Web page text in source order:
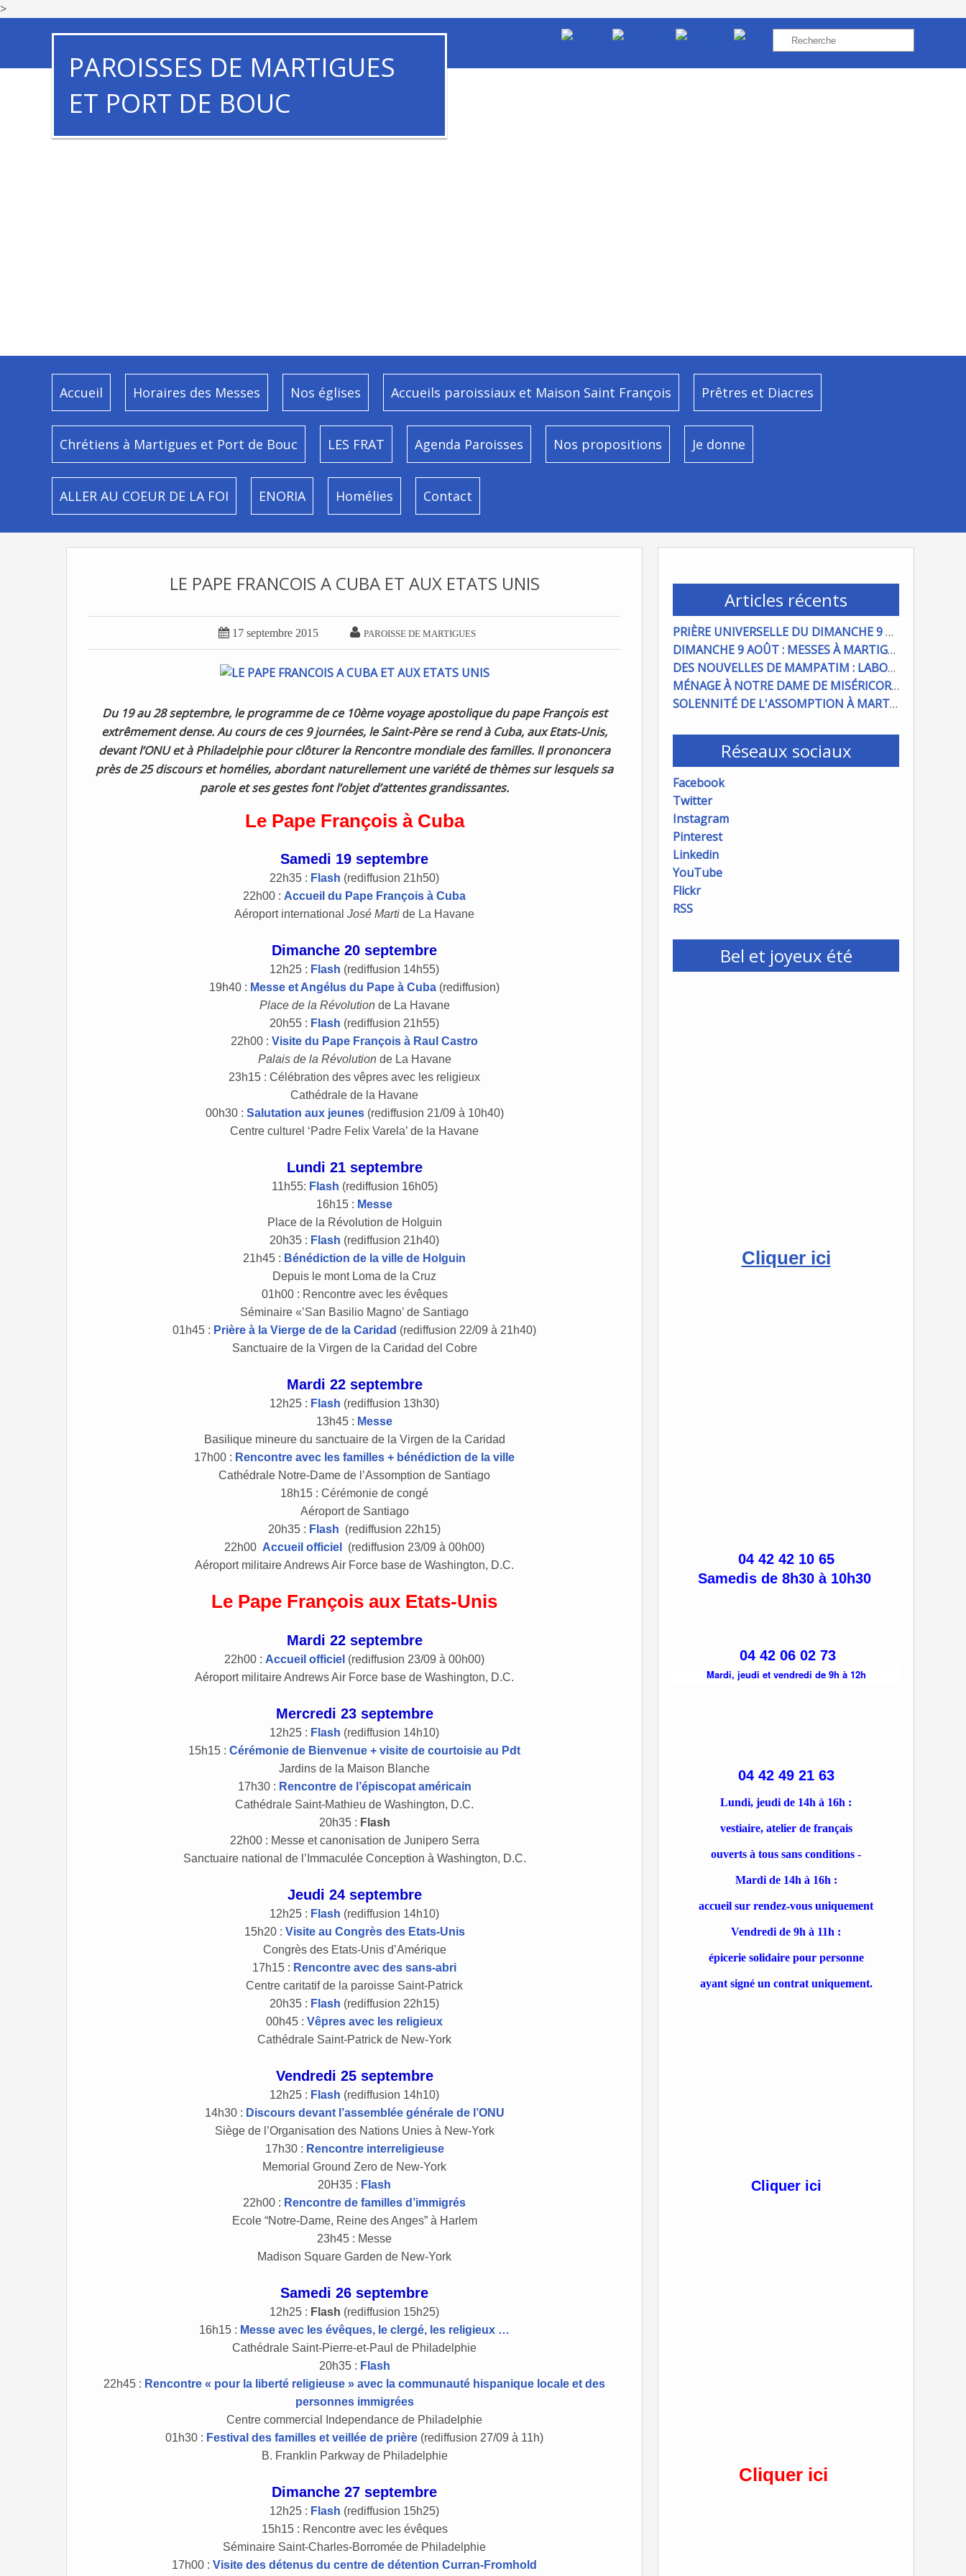
>
PAROISSES DE MARTIGUES
ET PORT DE BOUC
Accueil Horaires des Messes Nos églises Accueils paroissiaux et Maison Saint François Prêtres et Diacres
Chrétiens à Martigues et Port de Bouc LES FRAT Agenda Paroisses Nos propositions Je donne
ALLER AU COEUR DE LA FOI ENORIA Homélies Contact
Articles récents
PRIÈRE UNIVERSELLE DU DIMANCHE 9 AOÜT
DIMANCHE 9 AOÛT : MESSES À MARTIGUES ET PORT DE BOUC
DES NOUVELLES DE MAMPATIM : LABOUR DU CHAMP PAROISSIAL
MÉNAGE À NOTRE DAME DE MISÉRICORDE : ON COMPTE SUR VOUS !
SOLENNITÉ DE L'ASSOMPTION À MARTIGUES ET PORT DE BOUC
Réseaux sociaux
Facebook
Twitter
Instagram
Pinterest
Linkedin
YouTube
Flickr
RSS
Bel et joyeux été
Cliquer ici
04 42 42 10 65
Samedis de 8h30 à 10h30
04 42 06 02 73
Mardi, jeudi et vendredi de 9h à 12h
04 42 49 21 63
Lundi, jeudi de 14h à 16h :
vestiaire, atelier de français
ouverts à tous sans conditions -
Mardi de 14h à 16h :
accueil sur rendez-vous uniquement
Vendredi de 9h à 11h :
épicerie solidaire pour personne
ayant signé un contrat uniquement.
Cliquer ici
Cliquer ici
LE PAPE FRANCOIS A CUBA ET AUX ETATS UNIS
 17 septembre 2015  PAROISSE DE MARTIGUES
Du 19 au 28 septembre, le programme de ce 10ème voyage apostolique du pape François est
extrêmement dense. Au cours de ces 9 journées, le Saint-Père se rend à Cuba, aux Etats-Unis,
devant l’ONU et à Philadelphie pour clôturer la Rencontre mondiale des familles. Il prononcera
près de 25 discours et homélies, abordant naturellement une variété de thèmes sur lesquels sa
parole et ses gestes font l’objet d’attentes grandissantes.
Le Pape François à Cuba
Samedi 19 septembre
22h35 : Flash (rediffusion 21h50)
22h00 : Accueil du Pape François à Cuba
Aéroport international José Marti de La Havane
Dimanche 20 septembre
12h25 : Flash (rediffusion 14h55)
19h40 : Messe et Angélus du Pape à Cuba (rediffusion)
Place de la Révolutionde La Havane
20h55 : Flash (rediffusion 21h55)
22h00 : Visite du Pape François à Raul Castro
Palais de la Révolutionde La Havane
23h15 : Célébration des vêpres avec les religieux
Cathédrale de la Havane
00h30 : Salutation aux jeunes (rediffusion 21/09 à 10h40)
Centre culturel ‘Padre Felix Varela’ de la Havane
Lundi 21 septembre
11h55: Flash (rediffusion 16h05)
16h15 : Messe
Place de la Révolution de Holguin
20h35 : Flash (rediffusion 21h40)
21h45 : Bénédiction de la ville de Holguin
Depuis le mont Loma de la Cruz
01h00 : Rencontre avec les évêques
Séminaire «’San Basilio Magno’ de Santiago
01h45 : Prière à la Vierge de de la Caridad (rediffusion 22/09 à 21h40)
Sanctuaire de la Virgen de la Caridad del Cobre
Mardi 22 septembre
12h25 : Flash (rediffusion 13h30)
13h45 : Messe
Basilique mineure du sanctuaire de la Virgen de la Caridad
17h00 : Rencontre avec les familles + bénédiction de la ville
Cathédrale Notre-Dame de l’Assomption de Santiago
18h15 : Cérémonie de congé
Aéroport de Santiago
20h35 : Flash (rediffusion 22h15)
22h00 Accueil officiel
(rediffusion 23/09 à 00h00)
Aéroport militaire Andrews Air Force base de Washington, D.C.
Le Pape François aux Etats-Unis
Mardi 22 septembre
22h00 : Accueil officiel (rediffusion 23/09 à 00h00)
Aéroport militaire Andrews Air Force base de Washington, D.C.
Mercredi 23 septembre
12h25 : Flash (rediffusion 14h10)
15h15 : Cérémonie de Bienvenue + visite de courtoisie au Pdt
Jardins de la Maison Blanche
17h30 : Rencontre de l’épiscopat américain
Cathédrale Saint-Mathieu de Washington, D.C.
20h35 : Flash
22h00 : Messe et canonisation de Junipero Serra
Sanctuaire national de l’Immaculée Conception à Washington, D.C.
Jeudi 24 septembre
12h25 : Flash (rediffusion 14h10)
15h20 : Visite au Congrès des Etats-Unis
Congrès des Etats-Unis d’Amérique
17h15 : Rencontre avec des sans-abri
Centre caritatif de la paroisse Saint-Patrick
20h35 : Flash (rediffusion 22h15)
00h45 : Vêpres avec les religieux
Cathédrale Saint-Patrick de New-York
Vendredi 25 septembre
12h25 : Flash (rediffusion 14h10)
14h30 : Discours devant l’assemblée générale de l’ONU
Siège de l’Organisation des Nations Unies à New-York
17h30 : Rencontre interreligieuse
Memorial Ground Zero de New-York
20H35 : Flash
22h00 : Rencontre de familles d’immigrés
Ecole “Notre-Dame, Reine des Anges” à Harlem
23h45 : Messe
Madison Square Garden de New-York
Samedi 26 septembre
12h25 : Flash (rediffusion 15h25)
16h15 : Messe avec les évêques, le clergé, les religieux …
Cathédrale Saint-Pierre-et-Paul de Philadelphie
20h35 : Flash
22h45 : Rencontre « pour la liberté religieuse » avec la communauté hispanique locale et des
personnes immigrées
Centre commercial Independance de Philadelphie
01h30 : Festival des familles et veillée de prière (rediffusion 27/09 à 11h)
B. Franklin Parkway de Philadelphie
Dimanche 27 septembre
12h25 : Flash (rediffusion 15h25)
15h15 : Rencontre avec les évêques
Séminaire Saint-Charles-Borromée de Philadelphie
17h00 : Visite des détenus du centre de détention Curran-Fromhold